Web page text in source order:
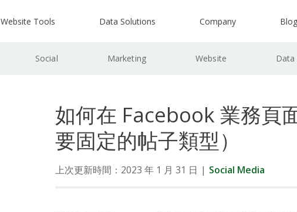
Website Tools Data Solutions Company Blog
Social Marketing Website Data
如何在 Facebook 業務頁
要固定的帖子類型）
上次更新時間：2023 年 1 月 31 日 | Social Media